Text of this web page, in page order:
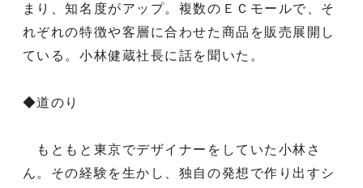
まり、知名度がアップ。複数のＥＣモールで、そ
れぞれの特徴や客層に合わせた商品を販売展開し
ている。小林健蔵社長に話を聞いた。
◆道のり
もともと東京でデザイナーをしていた小林さ
ん。その経験を生かし、独自の発想で作り出すシ